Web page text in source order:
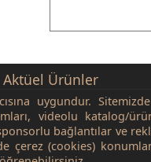
Aktüel Ürünler
uygundur. Sitemizde
videolu katalog/
bağlantılar ve
çerez (cookies)